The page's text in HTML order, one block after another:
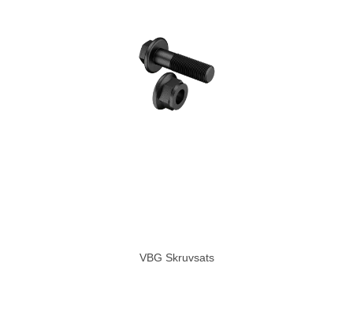
VBG Skruvsats